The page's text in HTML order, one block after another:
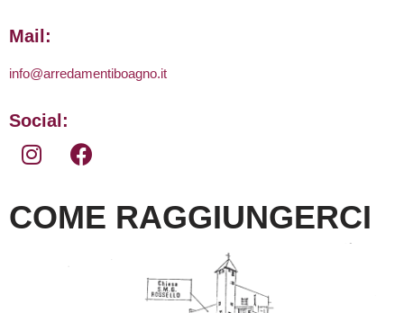
Mail:
info@arredamentiboagno.it
Social:
COME RAGGIUNGERCI